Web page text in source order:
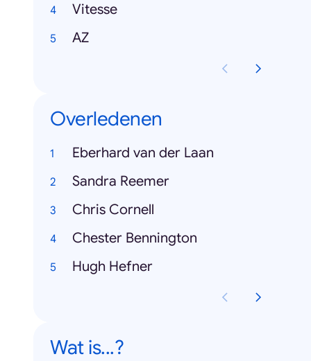
Vitesse
AZ
Overledenen
Eberhard van der Laan
Sandra Reemer
Chris Cornell
Chester Bennington
Hugh Hefner
Wat is...?